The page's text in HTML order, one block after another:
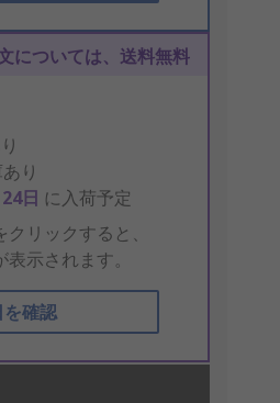
については、送料無料
り
日 に入荷予定
リックすると、
示されます。
を確認